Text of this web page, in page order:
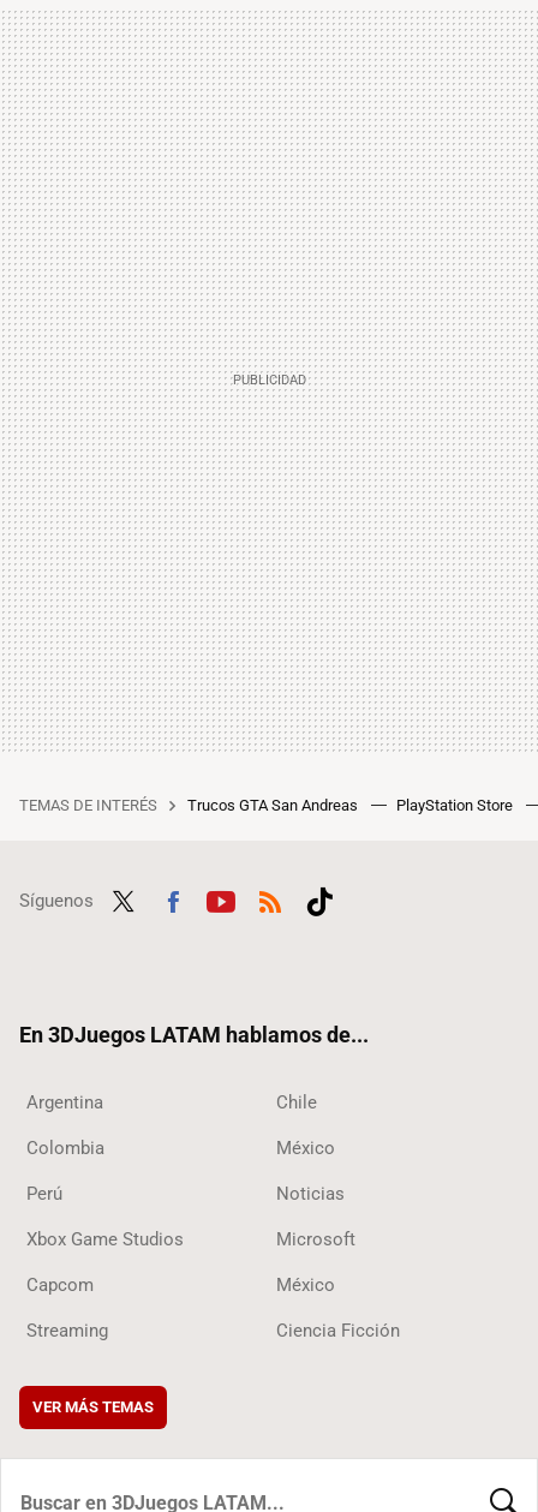
TEMAS DE INTERÉS Trucos GTA San Andreas PlayStation Store
Síguenos
En 3DJuegos LATAM hablamos de...
Argentina Chile
Colombia México
Perú Noticias
Xbox Game Studios Microsoft
Capcom México
Streaming Ciencia Ficción
VER MÁS TEMAS